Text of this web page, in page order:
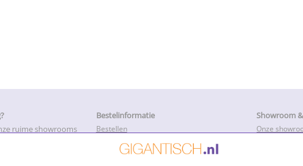
ruime showrooms
Bestelinformatie
Bestellen
Levertijd en productietijd
Showroom
Onze